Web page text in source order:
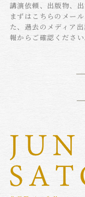
講演依頼、出版物、出
まずはこちらのメー
た、過去のメディア
報からご確認ください